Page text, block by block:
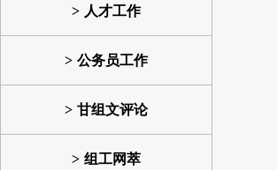
人才工作
公务员工作
甘组文评论
组工网萃